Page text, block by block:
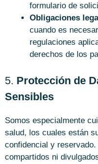
formulario de
Obligaciones
cuando es
regulaciones
derechos de los
5. Protección de
Sensibles
Somos especialmente
salud, los cuales están
confidencial y
compartidos ni